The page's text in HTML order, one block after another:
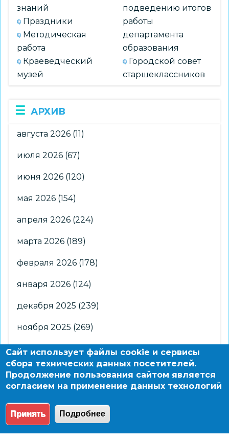
знаний
Праздники
Методическая
работа
Краеведческий
музей
подведению итогов
работы
департамента
образования
Городской совет
старшеклассников
АРХИВ
августа 2026 (11)
июля 2026 (67)
июня 2026 (120)
мая 2026 (154)
апреля 2026 (224)
марта 2026 (189)
февраля 2026 (178)
января 2026 (124)
декабря 2025 (239)
ноября 2025 (269)
октября 2025(266)
сентября 2025 (176)
августа 2025 (2)
© 2004 - 2026 Новосибирский информационно-
Сайт использует файлы cookie и сервисы
сбора технических данных посетителей.
Продолжение пользования сайтом является
согласием на применение данных технологий
Принять Подробнее